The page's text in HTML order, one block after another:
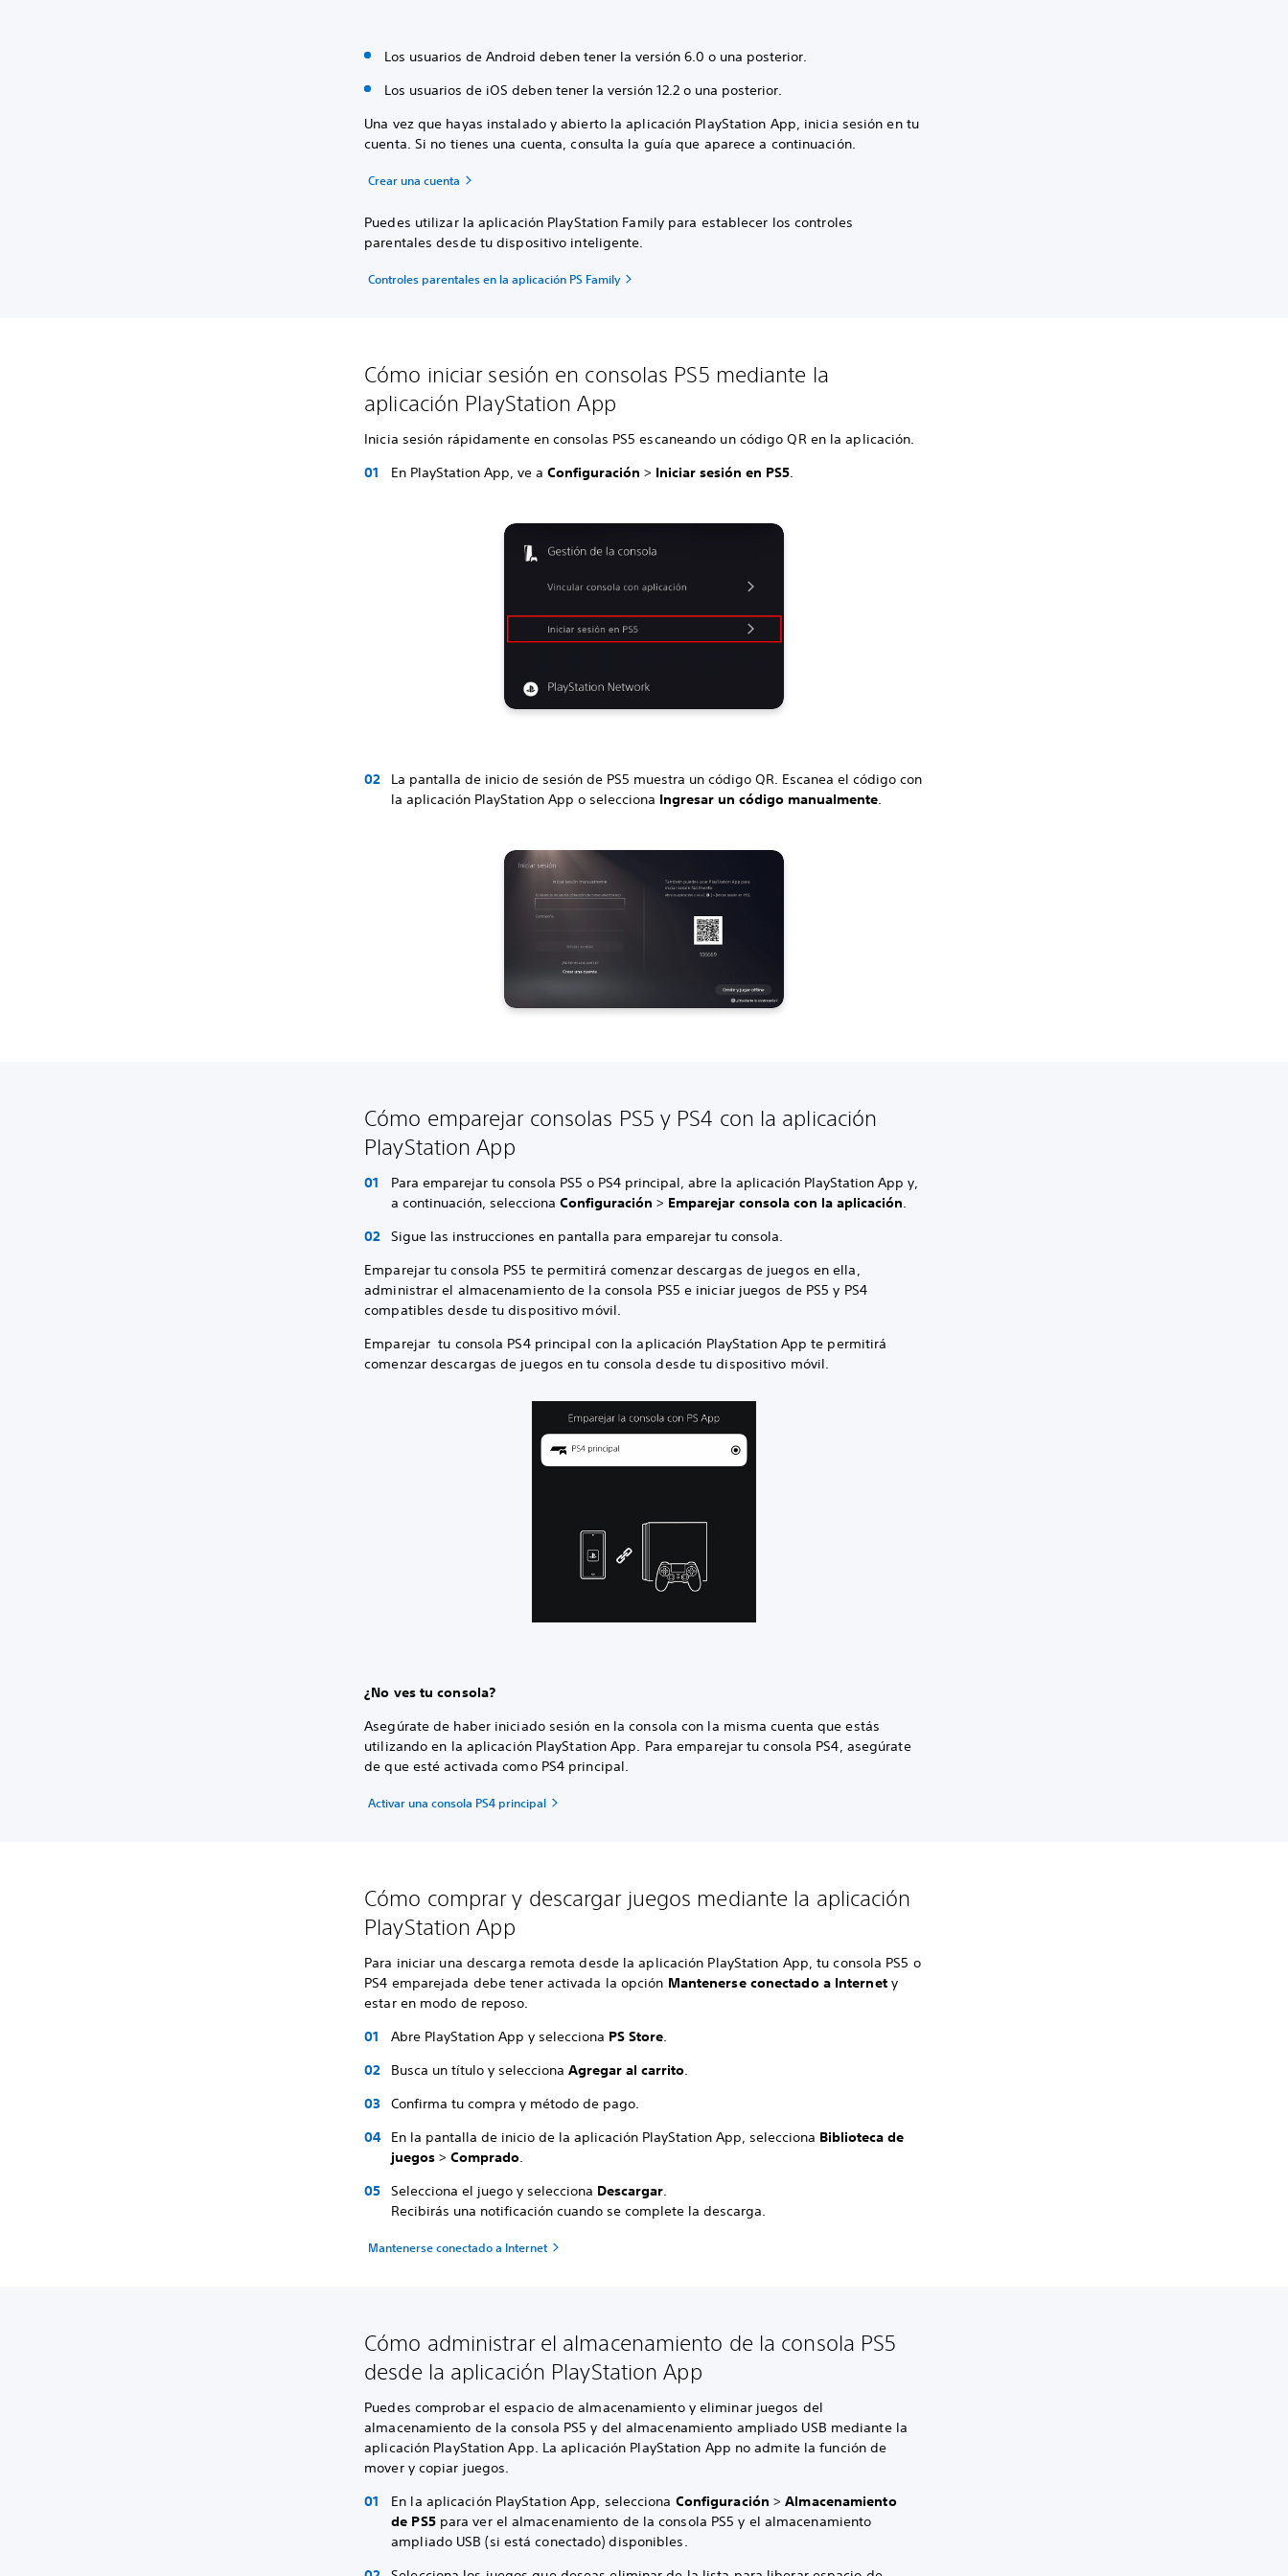
Los usuarios de Android deben tener la versión 6.0 o una posterior.
Los usuarios de iOS deben tener la versión 12.2 o una posterior.
Una vez que hayas instalado y abierto la aplicación PlayStation App, inicia sesión en tu
cuenta. Si no tienes una cuenta, consulta la guía que aparece a continuación.
Crear una cuenta
Puedes utilizar la aplicación PlayStation Family para establecer los controles
parentales desde tu dispositivo inteligente.
Controles parentales en la aplicación PS Family
Cómo iniciar sesión en consolas PS5 mediante la
aplicación PlayStation App
Inicia sesión rápidamente en consolas PS5 escaneando un código QR en la aplicación.
En PlayStation App, ve aConfiguración> Iniciar sesión en PS5.
La pantalla de inicio de sesión de PS5 muestra un código QR. Escanea el código con
la aplicación PlayStation App o selecciona Ingresar un código manualmente.
Cómo emparejar consolas PS5 y PS4 con la aplicación
PlayStation App
Para emparejar tu consola PS5 o PS4 principal, abre la aplicación PlayStation App y,
a continuación, seleccionaConfiguración> Emparejar consola con la aplicación
Sigue las instrucciones en pantalla para emparejar tu consola.
Emparejar tu consola PS5 te permitirá comenzar descargas de juegos en ella,
administrar el almacenamiento de la consola PS5 e iniciar juegos de PS5 y PS4
compatibles desde tu dispositivo móvil.
Emparejar tu consola PS4 principal con la aplicación PlayStation App te permitirá
comenzar descargas de juegos en tu consola desde tu dispositivo móvil.
¿No ves tu consola?
Asegúrate de haber iniciado sesión en la consola con la misma cuenta que estás
utilizando en la aplicación PlayStation App. Para emparejar tu consola PS4, asegúrate
de que esté activada como PS4 principal.
Activar una consola PS4 principal
Cómo comprar y descargar juegos mediante la aplicación
PlayStation App
Para iniciar una descarga remota desde la aplicación PlayStation App, tu consola PS5 o
PS4 emparejada debe tener activada la opción Mantenerse conectado a Internety
estar en modo de reposo.
Abre PlayStation App y selecciona PS Store.
Busca un título y seleccionaAgregar al carrito.
Confirma tu compra y método de pago.
En la pantalla de inicio de la aplicación PlayStation App, selecciona Biblioteca de
juegos>Comprado.
Selecciona el juego y selecciona Descargar.
Recibirás una notificación cuando se complete la descarga.
Mantenerse conectado a Internet
Cómo administrar el almacenamiento de la consola PS5
desde la aplicación PlayStation App
Puedes comprobar el espacio de almacenamiento y eliminar juegos del
almacenamiento de la consola PS5 y del almacenamiento ampliado USB mediante la
aplicación PlayStation App. La aplicación PlayStation App no admite la función de
mover y copiar juegos.
En la aplicación PlayStation App, selecciona Configuración>Almacenamiento
de PS5 para ver el almacenamiento de la consola PS5 y el almacenamiento
ampliado USB (si está conectado) disponibles.